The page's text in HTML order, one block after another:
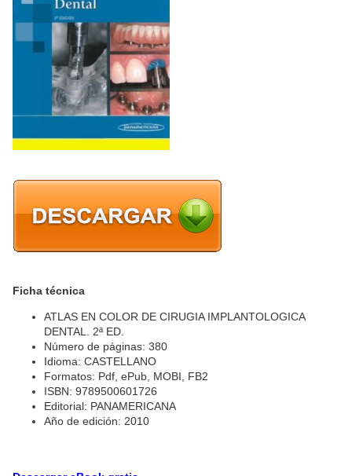
Ficha técnica
ATLAS EN COLOR DE CIRUGIA IMPLANTOLOGICA
DENTAL. 2ª ED.
Número de páginas: 380
Idioma: CASTELLANO
Formatos: Pdf, ePub, MOBI, FB2
ISBN: 9789500601726
Editorial: PANAMERICANA
Año de edición: 2010